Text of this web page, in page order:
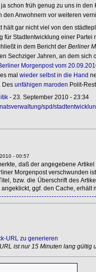
schon früh genug zu uns in den
Anwohnern vor weiteren
hält gar nicht viel von den
für Stadtentwicklung einer
in dem Bericht der Berliner
Sechziger Jahren, an dem
Morgenpost vom
mal wieder selbst in die Hand
. Des unfähigen maroden Polit-
- 23. September 2010 - 23:34
/spd/
- 00:57
daß der angegebene
Morgenpost verschwunden
bzw. die Überschrift des
ggf. den Cache, erhält
URL zu generieren
ist nur 15 Minuten lang gültig